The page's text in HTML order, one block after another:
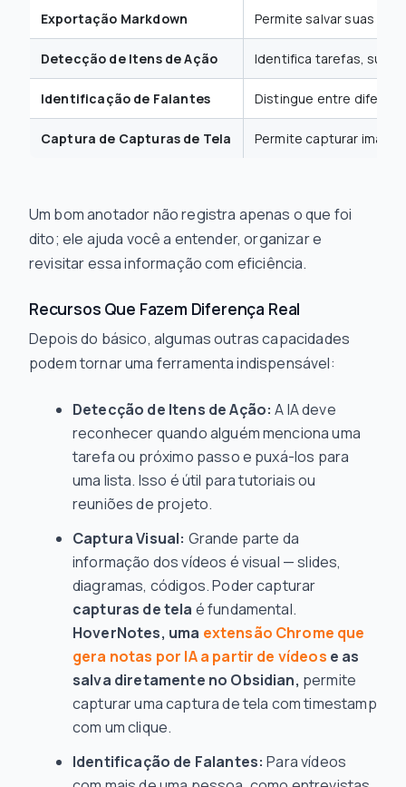
Exportação Markdown Permite salvar suas
Detecção de Itens de Ação Identifica tarefas,
Identificação de Falantes Distingue entre
Captura de Capturas de Tela Permite capturar
Um bom anotador não registra apenas o que foi
dito; ele ajuda você a entender, organizar e
revisitar essa informação com eficiência.
Recursos Que Fazem Diferença Real
Depois do básico, algumas outras capacidades
podem tornar uma ferramenta indispensável:
Detecção de Itens de Ação: A IA deve
reconhecer quando alguém menciona uma
tarefa ou próximo passo e puxá-los para
uma lista. Isso é útil para tutoriais ou
reuniões de projeto.
Captura Visual: Grande parte da
informação dos vídeos é visual — slides,
diagramas, códigos. Poder capturar
capturas de tela é fundamental.
HoverNotes, uma extensão Chrome que
gera notas por IA a partir de vídeos e as
salva diretamente no Obsidian, permite
capturar uma captura de tela com timestamp
com um clique.
Identificação de Falantes: Para vídeos